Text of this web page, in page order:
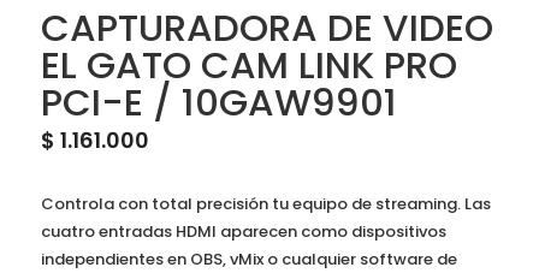
CAPTURADORA DE VIDEO
EL GATO CAM LINK PRO
PCI-E / 10GAW9901
$ 1.161.000
Controla con total precisión tu equipo de streaming. Las
cuatro entradas HDMI aparecen como dispositivos
independientes en OBS, vMix o cualquier software de